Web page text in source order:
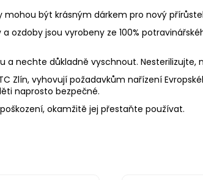
být krásným dárkem pro nový
ozdoby jsou vyrobeny ze 100%
a nechte důkladně vyschnout.
Zlín, vyhovují požadavkům nařízení
naprosto bezpečné.
okamžitě jej přestaňte používat.